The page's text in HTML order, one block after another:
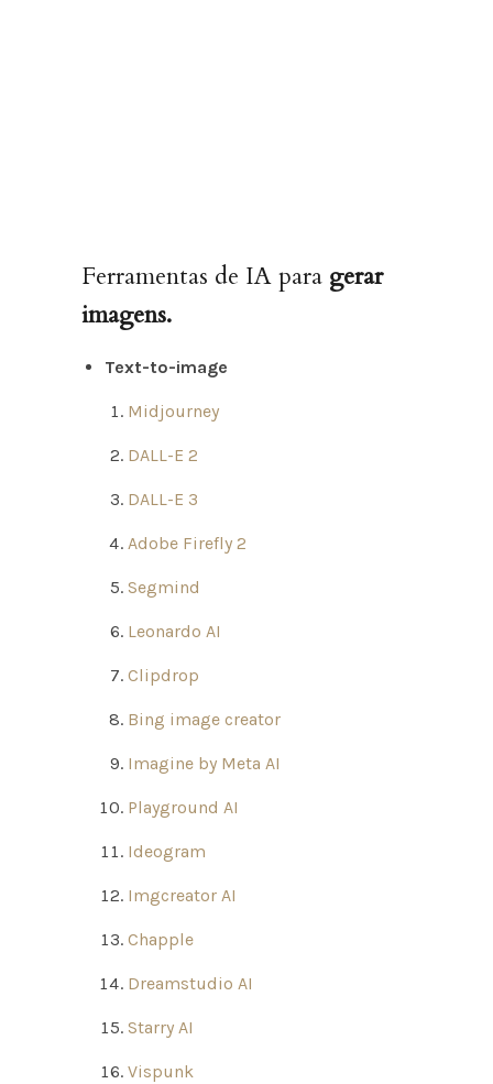
Ferramentas de IA para gerar
imagens.
Text-to-image
Midjourney
DALL-E 2
DALL-E 3
Adobe Firefly 2
Segmind
Leonardo AI
Clipdrop
Bing image creator
Imagine by Meta AI
Playground AI
Ideogram
Imgcreator AI
Chapple
Dreamstudio AI
Starry AI
Vispunk